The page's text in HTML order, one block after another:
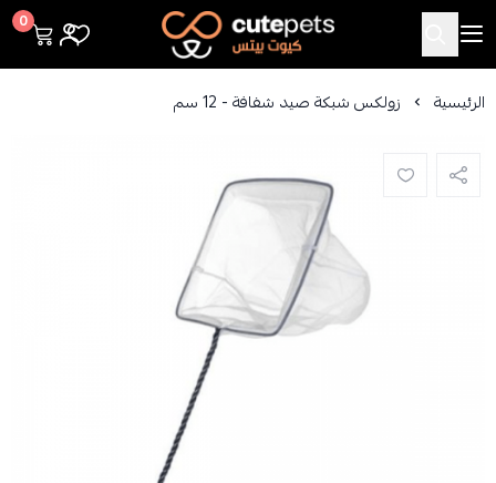
Cutepets
0
الرئيسية زولكس شبكة صيد شفافة - 12 سم